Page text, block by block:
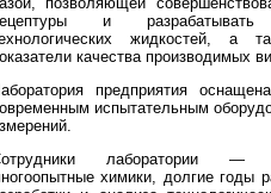
и
жидкостей, а
качества производимых
предприятия
испытательным
лаборатории —
химики, долгие годы